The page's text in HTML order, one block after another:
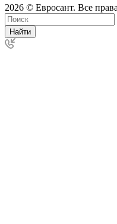
2026 © Евросант. Все
Найти